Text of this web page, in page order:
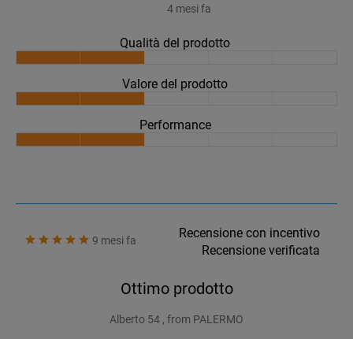
4 mesi fa
Qualità del prodotto
Valore del prodotto
Performance
9 mesi fa
Recensione con incentivo
Recensione verificata
Ottimo prodotto
Alberto 54 , from PALERMO